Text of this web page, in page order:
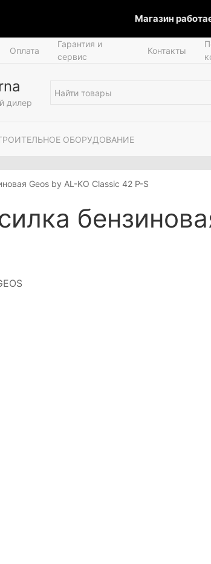
Магазин
Оплата
Гарантия и
сервис
Контакты
дилер
ОБОРУДОВАНИЕ
Geos by AL-KO Classic 42 P-S